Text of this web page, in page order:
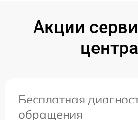
Акции
центра
Бесплатная
обращения